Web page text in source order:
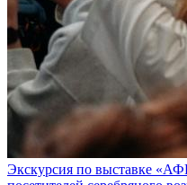
Экскурсия по выставке